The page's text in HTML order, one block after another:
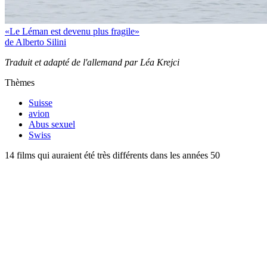
«Le Léman est devenu plus fragile»
de Alberto Silini
Traduit et adapté de l'allemand par Léa Krejci
Thèmes
Suisse
avion
Abus sexuel
Swiss
14 films qui auraient été très différents dans les années 50